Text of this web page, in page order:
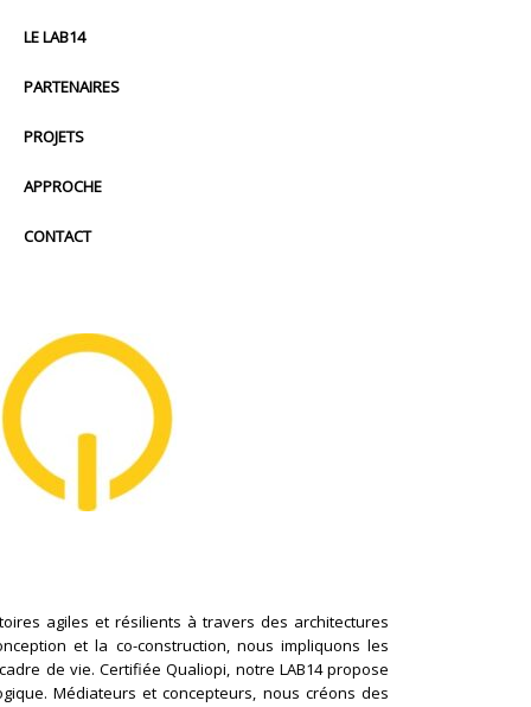
LE LAB14
PARTENAIRES
PROJETS
APPROCHE
CONTACT
agiles et résilients à travers des architectures
et la co-construction, nous impliquons les
de vie. Certifiée Qualiopi, notre LAB14 propose
Médiateurs et concepteurs, nous créons des